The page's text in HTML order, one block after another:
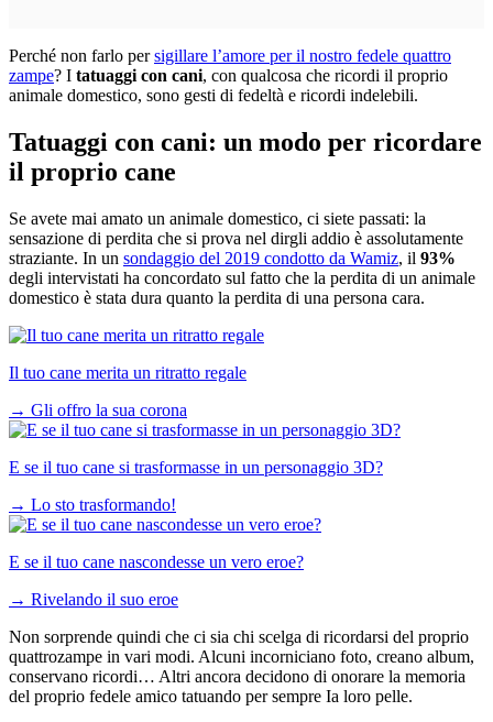
Perché non farlo persigillare l’amore per il nostro fedele quattro
zampe? I tatuaggi con cani, con qualcosa che ricordi il proprio
animale domestico, sono gesti di fedeltà e ricordi indelebili.
Tatuaggi con cani: un modo per ricordare
il proprio cane
Se avete mai amato un animale domestico, ci siete passati: la
sensazione di perdita che si prova nel dirgli addio è assolutamente
straziante. In un sondaggio del 2019 condotto da Wamiz, il 93%
degli intervistati ha concordato sul fatto che la perdita di un animale
domestico è stata dura quanto la perdita di una persona cara.
Il tuo cane merita un ritratto regale
→ Gli offro la sua corona
E se il tuo cane si trasformasse in un personaggio 3D?
→ Lo sto trasformando!
E se il tuo cane nascondesse un vero eroe?
→ Rivelando il suo eroe
Non sorprende quindi che ci sia chi scelga di ricordarsi del proprio
quattrozampe in vari modi. Alcuni incorniciano foto, creano album,
conservano ricordi… Altri ancora decidono di onorare la memoria
del proprio fedele amico tatuando per sempre Ia loro pelle.